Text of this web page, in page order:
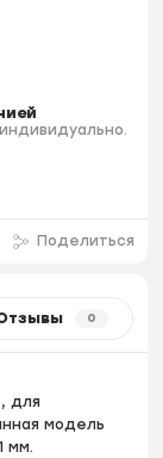
Поделиться
0
для
модель
мм.